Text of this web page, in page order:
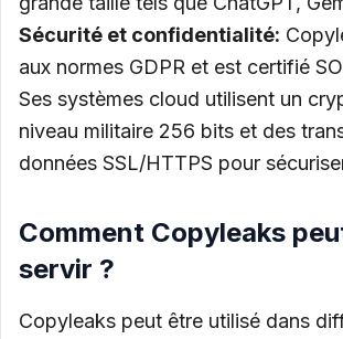
Sécurité et confidentialité:
aux normes GDPR et est certifié
Ses systèmes cloud utilisent un
niveau militaire 256 bits et des
données SSL/HTTPS pour
Comment Copyleaks
servir ?
Copyleaks peut être utilisé dans